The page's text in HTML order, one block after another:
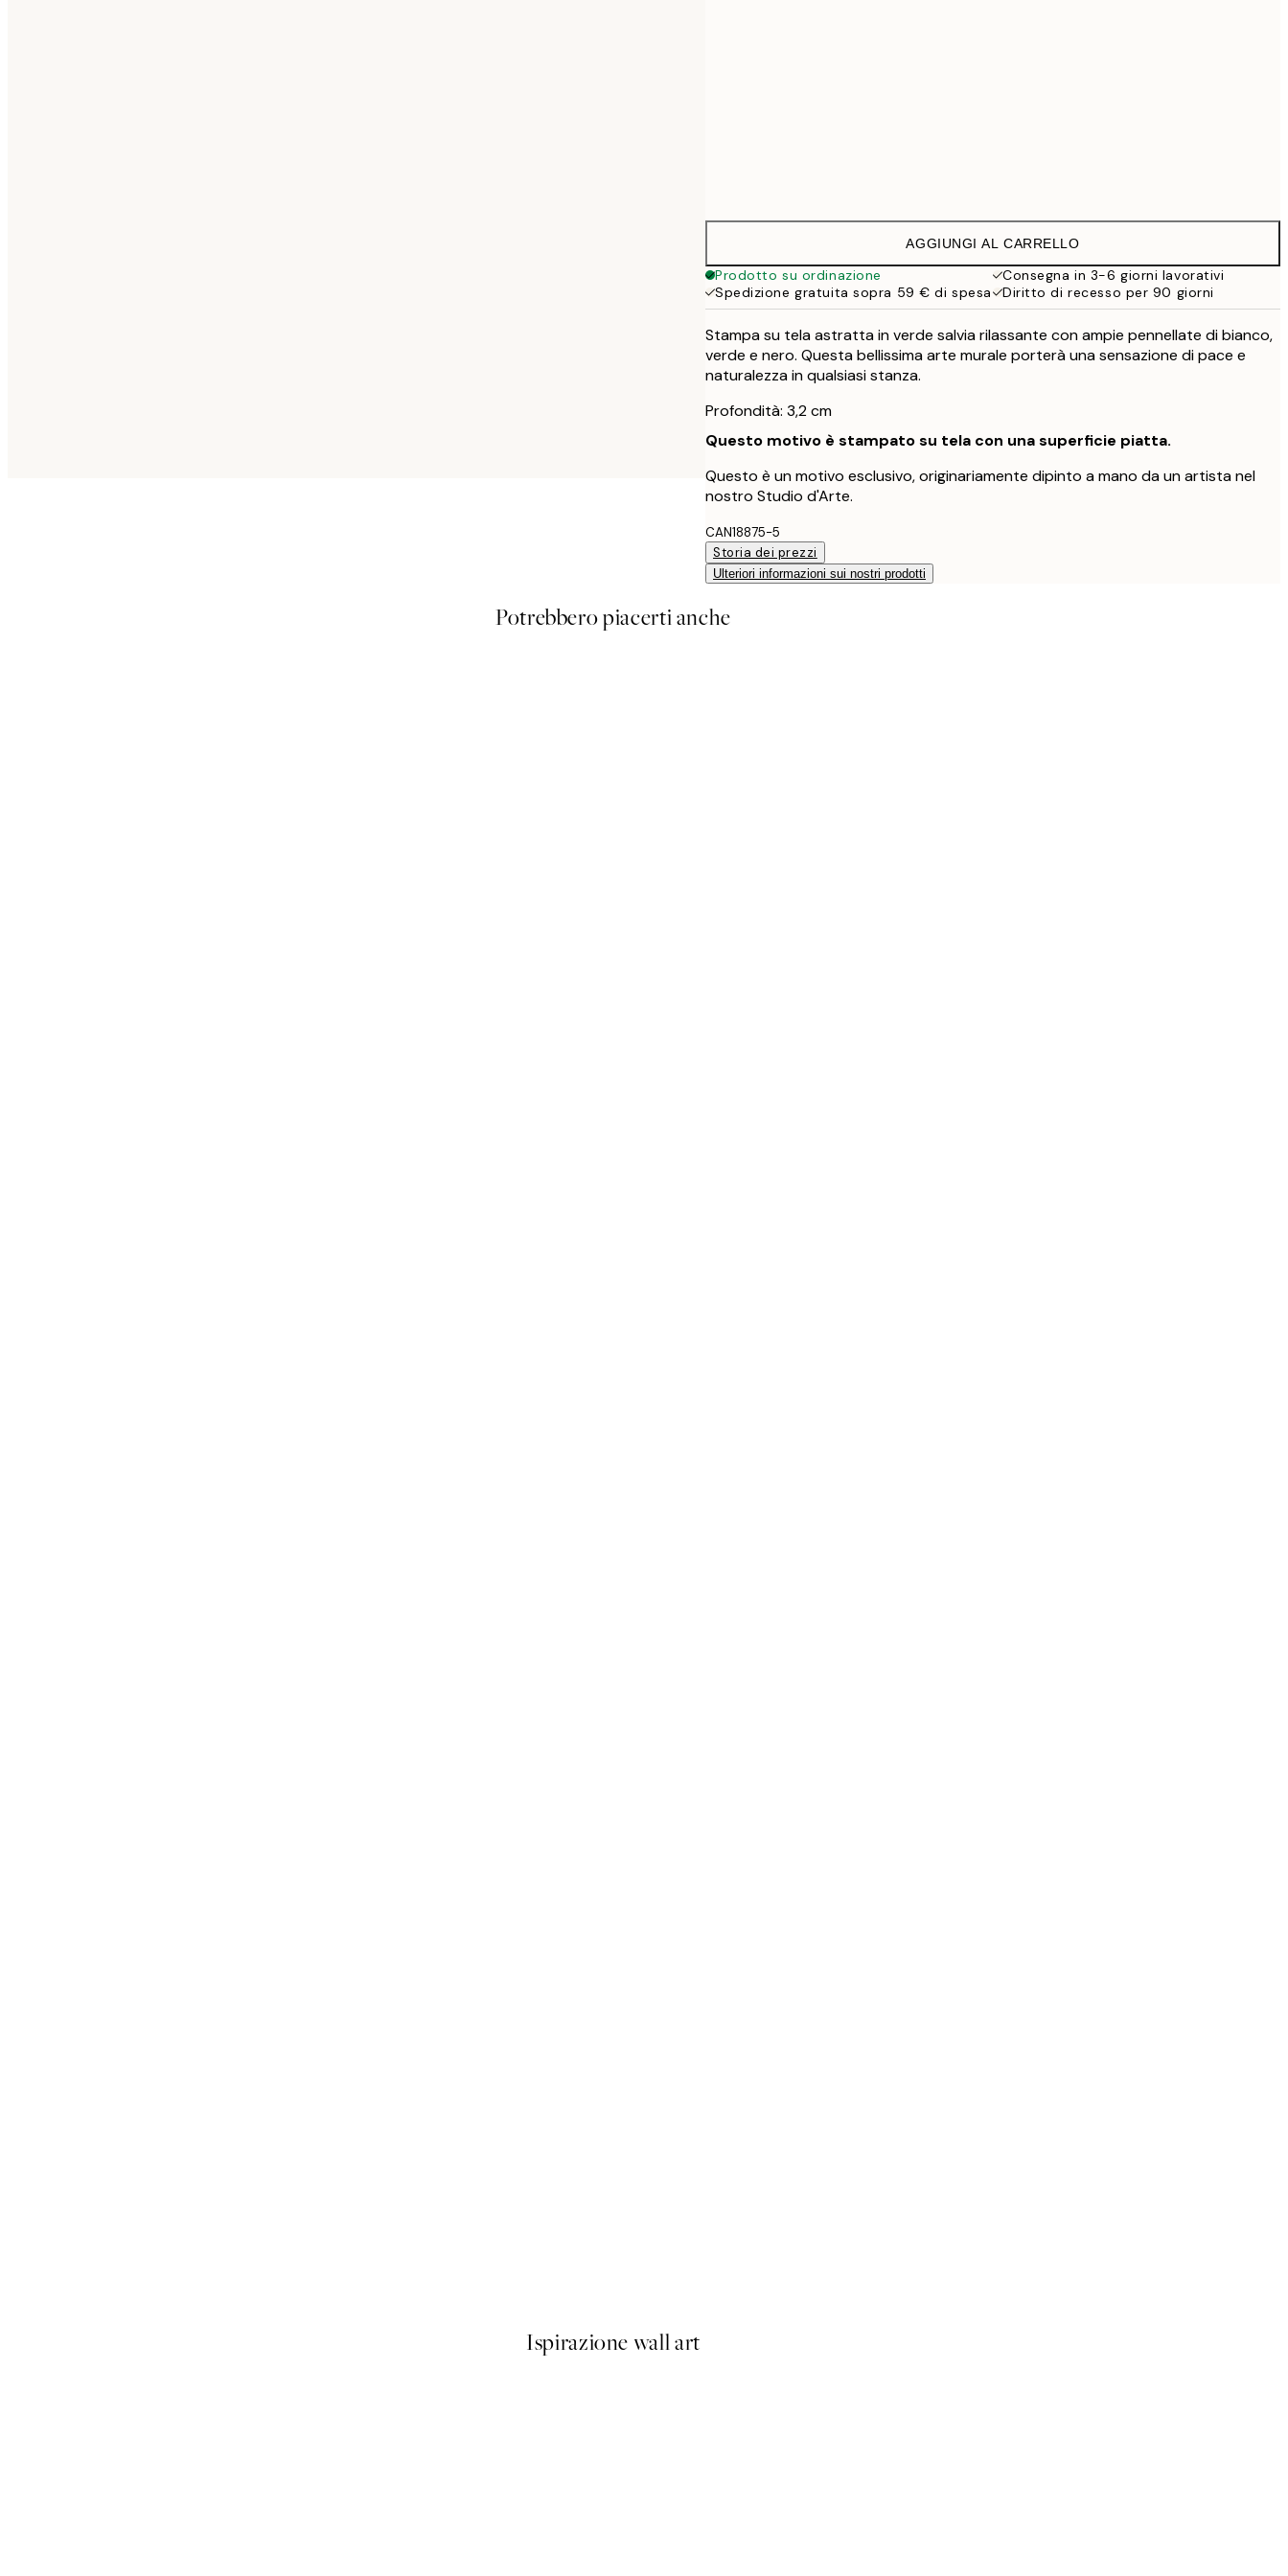
AGGIUNGI AL CARRELLO
Prodotto su ordinazione
Consegna in 3-6 giorni lavorativi
Spedizione gratuita sopra 59 € di spesa
Diritto di recesso per 90 giorni
Stampa su tela astratta in verde salvia rilassante con ampie pennellate di bianco,
verde e nero. Questa bellissima arte murale porterà una sensazione di pace e
naturalezza in qualsiasi stanza.
Profondità: 3,2 cm
Questo motivo è stampato su tela con una superficie piatta.
Questo è un motivo esclusivo, originariamente dipinto a mano da un artista nel
nostro Studio d'Arte.
CAN18875-5
Storia dei prezzi
Ulteriori informazioni sui nostri prodotti
Potrebbero piacerti anche
Ispirazione wall art